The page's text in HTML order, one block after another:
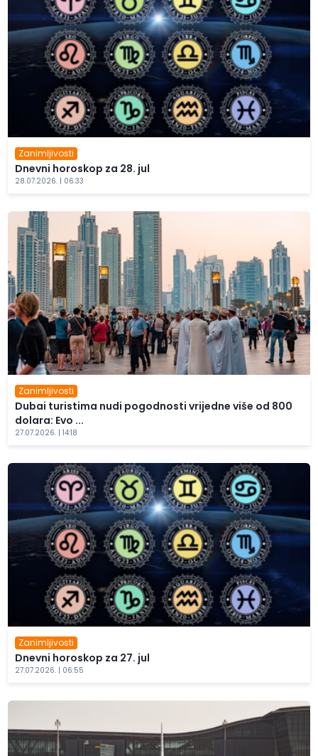
Zanimljivosti
Dnevni horoskop za 28. jul
28.07.2026. | 06:33
Zanimljivosti
Dubai turistima nudi pogodnosti vrijedne više od 800
dolara: Evo ...
27.07.2026. | 14:18
Zanimljivosti
Dnevni horoskop za 27. jul
27.07.2026. | 06:55